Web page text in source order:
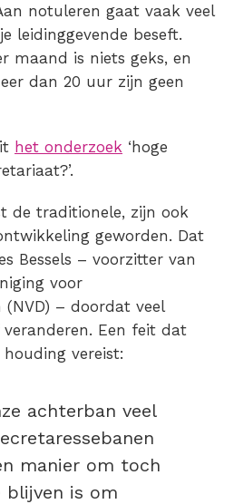
notuleren gaat vaak veel
leidinggevende beseft.
maand is niets geks, en
dan 20 uur zijn geen
het onderzoek ‘hoge
de traditionele, zijn ook
geworden. Dat
Bessels – voorzitter van
voor
(NVD) – doordat veel
Een feit dat
vereist:
achterban veel
manier om toch
blijven is om